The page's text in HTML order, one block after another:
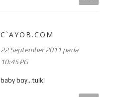
C`AYOB.COM
22 September 2011 pada
10:45 PG
baby boy...tuik!